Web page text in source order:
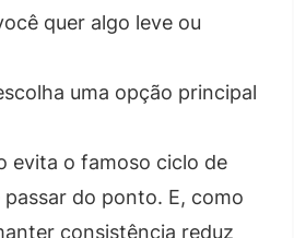
quer algo leve ou
uma opção principal
evita o famoso ciclo de
do ponto. E, como
consistência reduz